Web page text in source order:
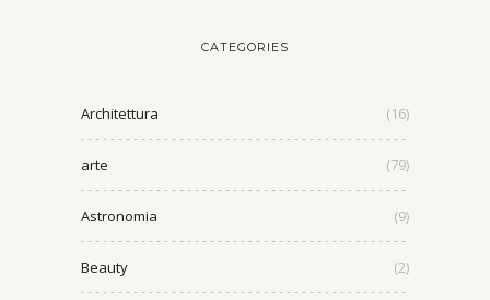
CATEGORIES
Architettura (16)
arte (79)
Astronomia (9)
Beauty (2)